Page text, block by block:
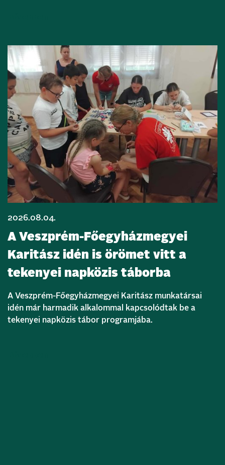
2026.08.04.
A Veszprém-Főegyházmegyei
Karitász idén is örömet vitt a
tekenyei napközis táborba
A Veszprém-Főegyházmegyei Karitász munkatársai
idén már harmadik alkalommal kapcsolódtak be a
tekenyei napközis tábor programjába.